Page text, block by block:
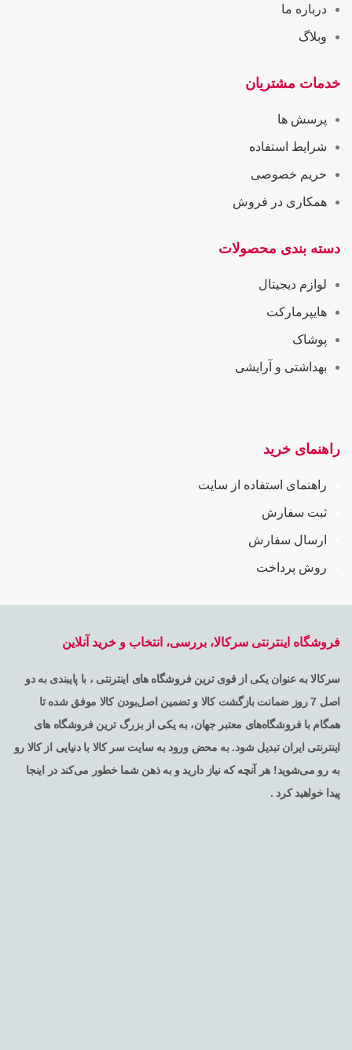
درباره ما
وبلاگ
خدمات مشتریان
پرسش ها
شرایط استفاده
حریم خصوصی
همکاری در فروش
دسته بندی محصولات
لوازم دیجیتال
هایپرمارکت
پوشاک
بهداشتی و آرایشی
راهنمای خرید
راهنمای استفاده از سایت
ثبت سفارش
ارسال سفارش
روش پرداخت
فروشگاه اینترنتی سرکالا، بررسی، انتخاب و خرید آنلاین
سرکالا به عنوان یکی از قوی ترین فروشگاه های اینترنتی ، با پایبندی به دو
اصل 7 روز ضمانت بازگشت کالا و تضمین اصل‌بودن کالا موفق شده تا
همگام با فروشگاه‌های معتبر جهان، به یکی از بزرگ ترین فروشگاه های
اینترنتی ایران تبدیل شود. به محض ورود به سایت سر کالا با دنیایی از کالا رو
به رو می‌شوید! هر آنچه که نیاز دارید و به ذهن شما خطور می‌کند در اینجا
پیدا خواهید کرد .